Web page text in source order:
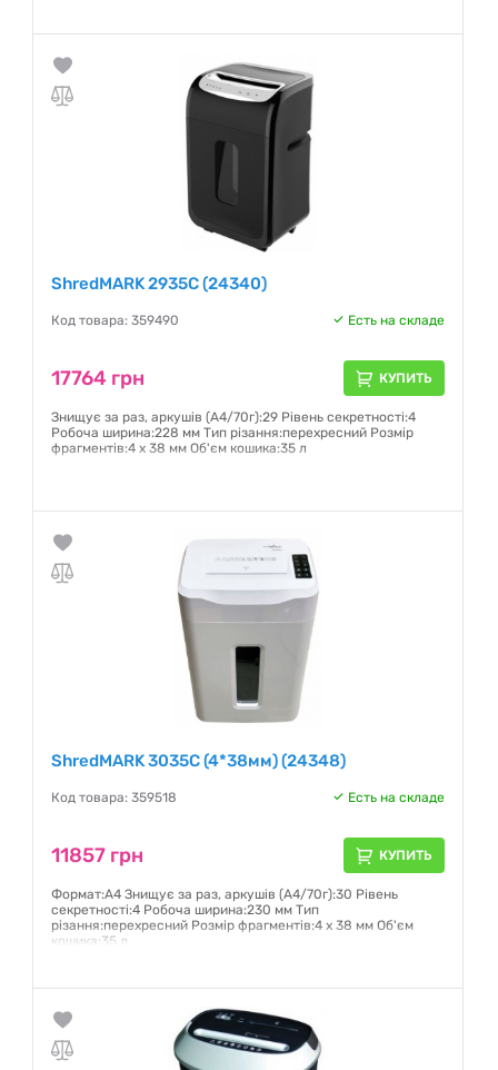
ShredMARK 2935С (24340)
Код товара: 359490 Есть на складе
17764 грн КУПИТЬ
Знищує за раз, аркушів (А4/70г):29 Рівень секретності:4
Робоча ширина:228 мм Тип різання:перехресний Розмір
фрагментів:4 х 38 мм Об'єм кошика:35 л
ShredMARK 3035C (4*38мм) (24348)
Код товара: 359518 Есть на складе
11857 грн КУПИТЬ
Формат:А4 Знищує за раз, аркушів (А4/70г):30 Рівень
секретності:4 Робоча ширина:230 мм Тип
різання:перехресний Розмір фрагментів:4 х 38 мм Об'єм
кошика:35 л